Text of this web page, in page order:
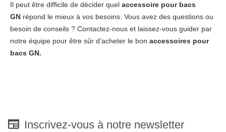
Il peut être difficile de décider quel accessoire pour bacs
GN répond le mieux à vos besoins. Vous avez des questions ou
besoin de conseils ? Contactez-nous et laissez-vous guider par
notre équipe pour être sûr d’acheter le bon accessoires pour
bacs GN.
Inscrivez-vous à notre newsletter